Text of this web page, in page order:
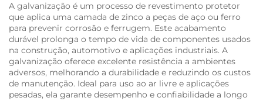
A galvanização é um processo de revestimento protetor
que aplica uma camada de zinco a peças de aço ou ferro
para prevenir corrosão e ferrugem. Este acabamento
durável prolonga o tempo de vida de componentes usados
na construção, automotivo e aplicações industriais. A
galvanização oferece excelente resistência a ambientes
adversos, melhorando a durabilidade e reduzindo os custos
de manutenção. Ideal para uso ao ar livre e aplicações
pesadas, ela garante desempenho e confiabilidade a longo